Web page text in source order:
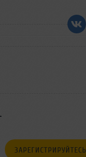
ЗАРЕГИСТРИРУЙТЕСЬ